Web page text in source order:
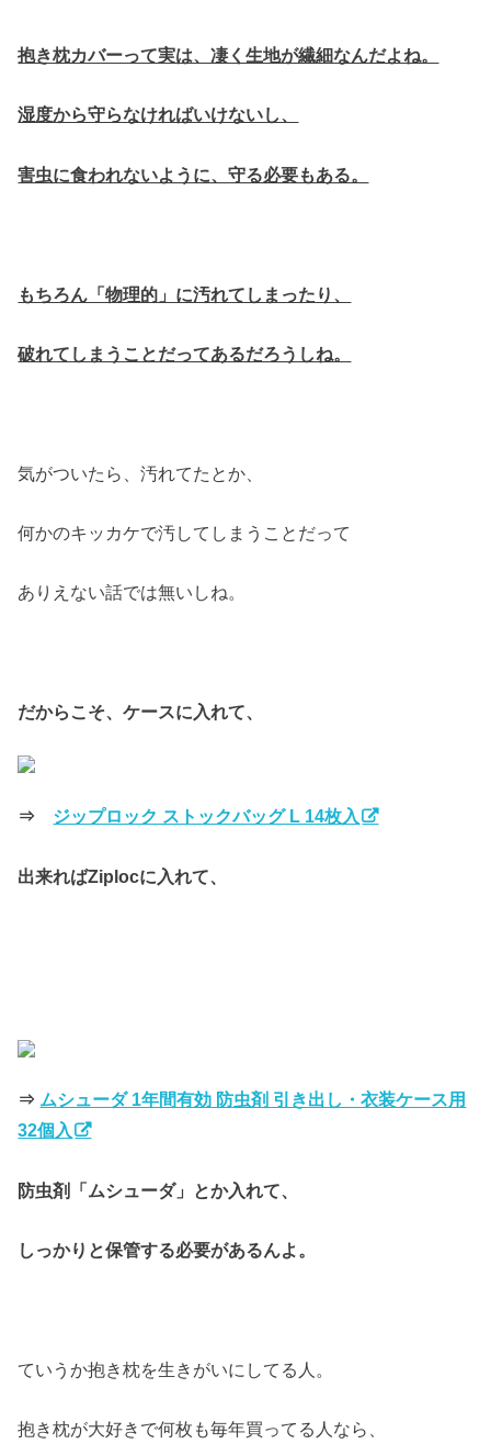
抱き枕カバーって実は、凄く生地が繊細なんだよね。
湿度から守らなければいけないし、
害虫に食われないように、守る必要もある。
もちろん「物理的」に汚れてしまったり、
破れてしまうことだってあるだろうしね。
気がついたら、汚れてたとか、
何かのキッカケで汚してしまうことだって
ありえない話では無いしね。
だからこそ、ケースに入れて、
⇒ ジップロック ストックバッグ L 14枚入
出来ればZiplocに入れて、
⇒ ムシューダ 1年間有効 防虫剤 引き出し・衣装ケース用
32個入
防虫剤「ムシューダ」とか入れて、
しっかりと保管する必要があるんよ。
ていうか抱き枕を生きがいにしてる人。
抱き枕が大好きで何枚も毎年買ってる人なら、